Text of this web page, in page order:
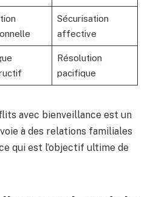
Sécurisation
affective
Résolution
pacifique
avec bienveillance est un
à des relations familiales
qui est l’objectif ultime de